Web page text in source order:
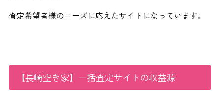
査定希望者様のニーズに応えたサイトになっています。
【長崎空き家】一括査定サイトの収益源